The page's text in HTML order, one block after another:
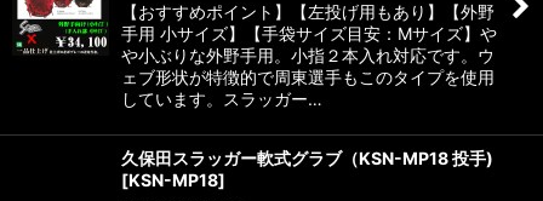
【おすすめポイント】【左投げ用もあり】【外野
手用 小サイズ】【手袋サイズ目安：Mサイズ】や
や小ぶりな外野手用。小指２本入れ対応です。ウ
ェブ形状が特徴的で周東選手もこのタイプを使用
しています。スラッガー…
久保田スラッガー軟式グラブ（KSN-MP18 投手)
[KSN-MP18]